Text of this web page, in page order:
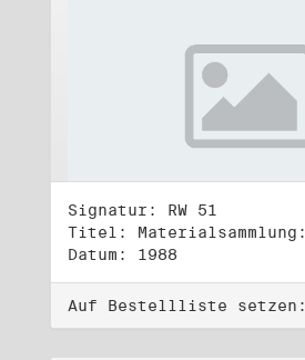
Signatur: RW 51
Datum: 1988
Auf Bestellliste setzen: